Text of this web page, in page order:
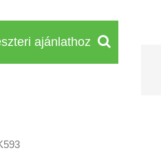
ajánlathoz